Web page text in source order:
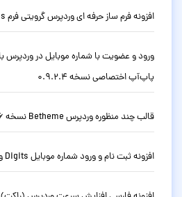
افزونه فرم ساز حرفه ای وردپرس گرویتی فرم Gravity Forms نسخه 3.0.1
پاپ‌آپ اختصاصی نسخه 0.9.2.4
قالب چند منظوره وردپرس Betheme نسخه 28.5.6
افزونه ثبت نام و ورود شماره موبایل Digits وردپرس نسخه 9.2